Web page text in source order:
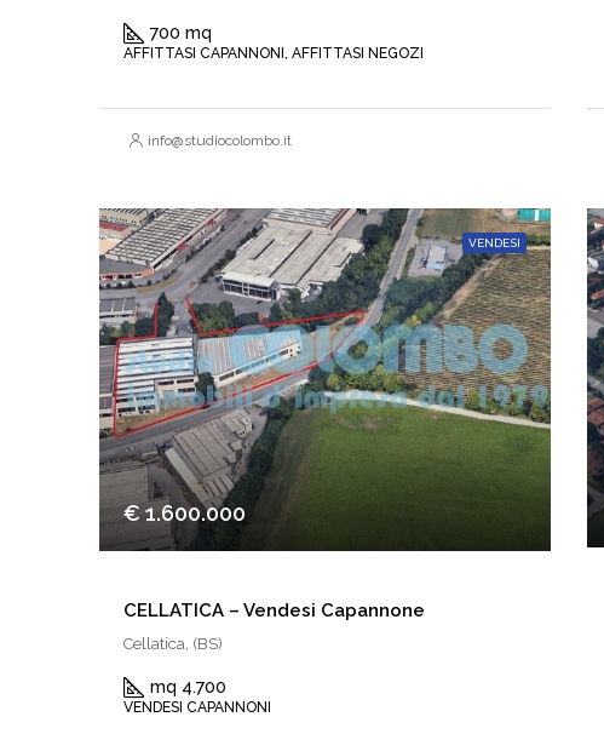
700 mq
AFFITTASI CAPANNONI, AFFITTASI NEGOZI
info@studiocolombo.it
VENDESI
€ 1.600.000
CELLATICA – Vendesi Capannone
Cellatica, (BS)
mq 4.700
VENDESI CAPANNONI